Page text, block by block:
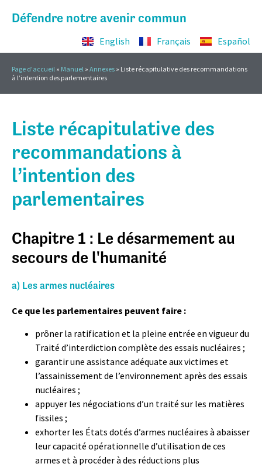
Défendre notre avenir commun
English Français Español
Page d'accueil » Manuel » Annexes » Liste récapitulative des recommandations
à l’intention des parlementaires
Liste récapitulative des
recommandations à
l’intention des
parlementaires
Chapitre 1 : Le désarmement au
secours de l'humanité
a) Les armes nucléaires
Ce que les parlementaires peuvent faire :
prôner la ratification et la pleine entrée en vigueur du
Traité d’interdiction complète des essais nucléaires ;
garantir une assistance adéquate aux victimes et
l’assainissement de l’environnement après des essais
nucléaires ;
appuyer les négociations d’un traité sur les matières
fissiles ;
exhorter les États dotés d’armes nucléaires à abaisser
leur capacité opérationnelle d’utilisation de ces
armes et à procéder à des réductions plus